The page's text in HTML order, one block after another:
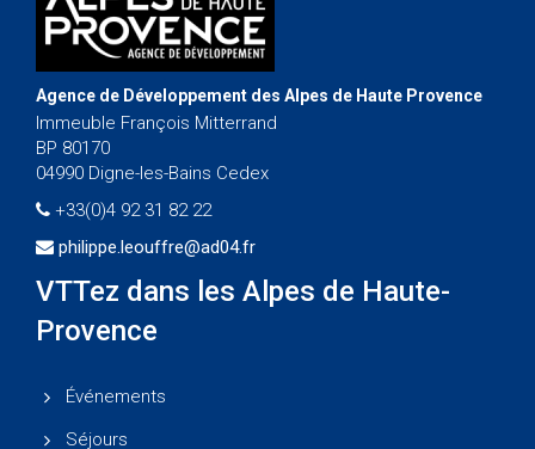
Agence de Développement des Alpes de Haute Provence
Immeuble François Mitterrand
BP 80170
04990 Digne-les-Bains Cedex
+33(0)4 92 31 82 22
philippe.leouffre@ad04.fr
VTTez dans les Alpes de Haute-
Provence
Événements
Séjours